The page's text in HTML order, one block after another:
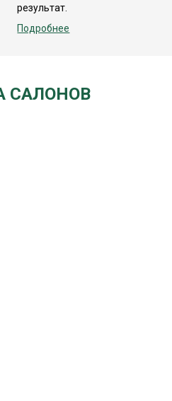
результат.
Подробнее
САЛОНОВ